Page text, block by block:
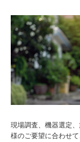
現場調査、機器選定
様のご要望に合わせ